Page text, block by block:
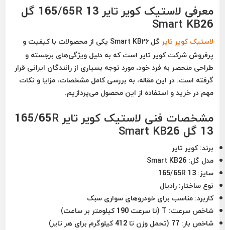
معرفی لاستیک کویر تایر 165/65R 13 گل
Smart KB26
لاستیک کویر تایرگل Smart KB26
یکی از محصولات با کیفیت و
پرفروش شرکت کویر تایر است که به دلیل ویژگی‌های برجسته و
طراحی منحصر به فرد خود، مورد توجه بسیاری از رانندگان ایرانی قرار
گرفته است. در این مقاله، به بررسی کامل مشخصات، مزایا و نکات
مهم در خرید و استفاده از این محصول می‌پردازیم.
مشخصات فنی لاستیک کویر تایر 165/65R
13 گل Smart KB26
برند:کویر تایر
مدل گل: Smart KB26
سایز: 165/65R 13
نوع ساختار: رادیال
کاربرد: مناسب برای خودروهای سواری سبک
شاخص سرعت:
شاخص بار: 77 (تحمل وزن تا 412 کیلوگرم برای هر تایر)